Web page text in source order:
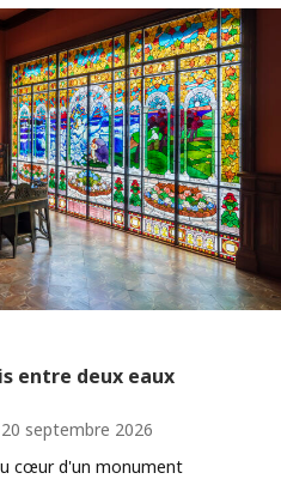
entre deux eaux
septembre 2026
cœur d'un monument